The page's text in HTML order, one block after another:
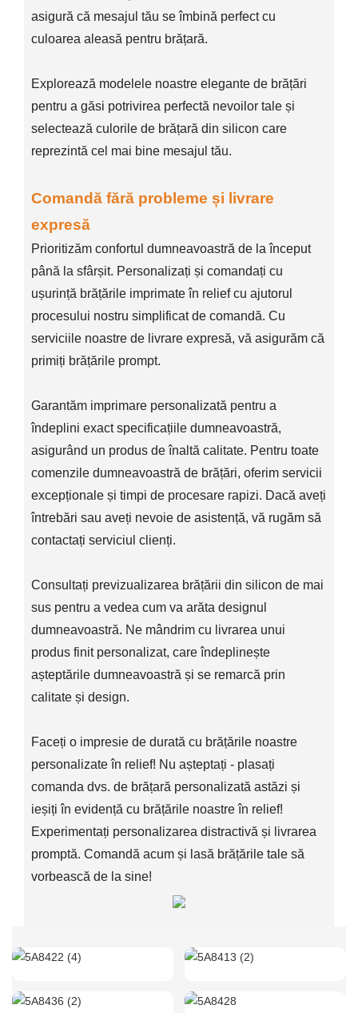
asigură că mesajul tău se îmbină perfect cu
culoarea aleasă pentru brățară.
Explorează modelele noastre elegante de brățări
pentru a găsi potrivirea perfectă nevoilor tale și
selectează culorile de brățară din silicon care
reprezintă cel mai bine mesajul tău.
Comandă fără probleme și livrare
expresă
Prioritizăm confortul dumneavoastră de la început
până la sfârșit. Personalizați și comandați cu
ușurință brățările imprimate în relief cu ajutorul
procesului nostru simplificat de comandă. Cu
serviciile noastre de livrare expresă, vă asigurăm că
primiți brățările prompt.
Garantăm imprimare personalizată pentru a
îndeplini exact specificațiile dumneavoastră,
asigurând un produs de înaltă calitate. Pentru toate
comenzile dumneavoastră de brățări, oferim servicii
excepționale și timpi de procesare rapizi. Dacă aveți
întrebări sau aveți nevoie de asistență, vă rugăm să
contactați serviciul clienți.
Consultați previzualizarea brățării din silicon de mai
sus pentru a vedea cum va arăta designul
dumneavoastră. Ne mândrim cu livrarea unui
produs finit personalizat, care îndeplinește
așteptările dumneavoastră și se remarcă prin
calitate și design.
Faceți o impresie de durată cu brățările noastre
personalizate în relief! Nu așteptați - plasați
comanda dvs. de brățară personalizată astăzi și
ieșiți în evidență cu brățările noastre în relief!
Experimentați personalizarea distractivă și livrarea
promptă. Comandă acum și lasă brățările tale să
vorbească de la sine!